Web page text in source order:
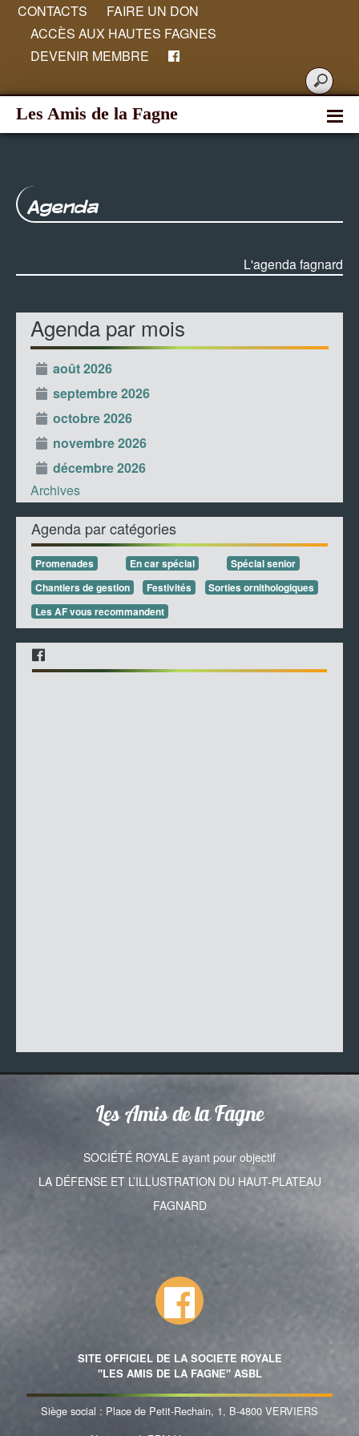
CONTACTS
FAIRE UN DON
ACCÈS AUX HAUTES FAGNES
DEVENIR MEMBRE
Les Amis de la Fagne
Agenda
L'agenda fagnard
Agenda par mois
août 2026
septembre 2026
octobre 2026
novembre 2026
décembre 2026
Archives
Agenda par catégories
Promenades En car spécial
Spécial senior
Chantiers de gestion
Festivités
Sorties ornithologiques
Les AF vous recommandent
Les Amis de la Fagne
SOCIÉTÉ ROYALE ayant pour objectif
LA DÉFENSE ET L’ILLUSTRATION DU HAUT-PLATEAU
FAGNARD
SITE OFFICIEL DE LA SOCIETE ROYALE
"LES AMIS DE LA FAGNE" ASBL
Siège social : Place de Petit-Rechain, 1, B-4800 VERVIERS